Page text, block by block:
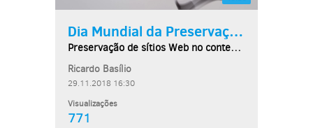
Dia Mundial da Preservação...
Preservação de sítios Web no contexto das...
Ricardo Basílio
29.11.2018 16:30
Visualizações
771